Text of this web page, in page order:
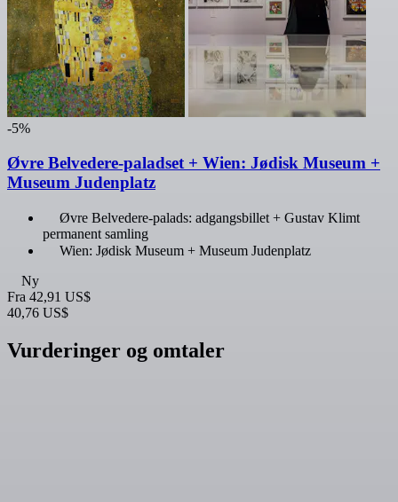
-5%
Øvre Belvedere-paladset + Wien: Jødisk Museum +
Museum Judenplatz
Øvre Belvedere-palads: adgangsbillet + Gustav Klimt
permanent samling
Wien: Jødisk Museum + Museum Judenplatz
Ny
Fra 42,91 US$
40,76 US$
Vurderinger og omtaler